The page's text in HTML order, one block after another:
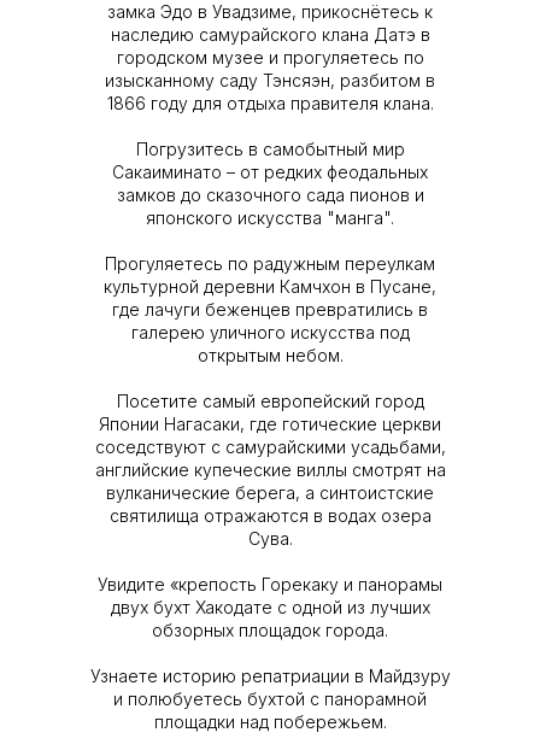
замка Эдо в Увадзиме, прикоснётесь к
наследию самурайского клана Датэ в
городском музее и прогуляетесь по
изысканному саду Тэнсяэн, разбитом в
1866 году для отдыха правителя клана.
Погрузитесь в самобытный мир
Сакаиминато – от редких феодальных
замков до сказочного сада пионов и
японского искусства "манга".
Прогуляетесь по радужным переулкам
культурной деревни Камчхон в Пусане,
где лачуги беженцев превратились в
галерею уличного искусства под
открытым небом.
Посетите самый европейский город
Японии Нагасаки, где готические церкви
соседствуют с самурайскими усадьбами,
английские купеческие виллы смотрят на
вулканические берега, а синтоистские
святилища отражаются в водах озера
Сува.
Увидите «крепость Горекаку и панорамы
двух бухт Хакодате с одной из лучших
обзорных площадок города.
Узнаете историю репатриации в Майдзуру
и полюбуетесь бухтой с панорамной
площадки над побережьем.